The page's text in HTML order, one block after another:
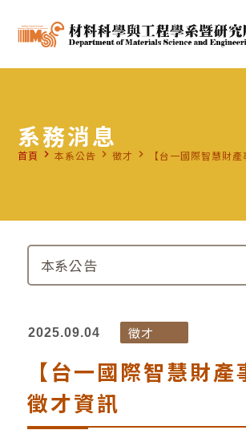
系務消息
首頁 navigate_next 本系公告 navigate_next 徵才 navigate_next 【台一國際智慧財
本系公告
2025.09.04 徵才
【台一國際智慧財產
徵才資訊